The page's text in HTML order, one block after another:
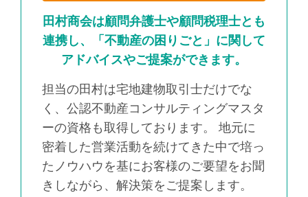
田村商会は顧問弁護士や顧問税理士とも
連携し、「不動産の困りごと」に関して
アドバイスやご提案ができます。
担当の田村は宅地建物取引士だけでな
く、公認不動産コンサルティングマスタ
ーの資格も取得しております。 地元に
密着した営業活動を続けてきた中で培っ
たノウハウを基にお客様のご要望をお聞
きしながら、解決策をご提案します。